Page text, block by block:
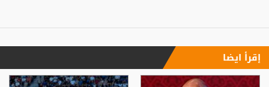
إقرأ ايضا